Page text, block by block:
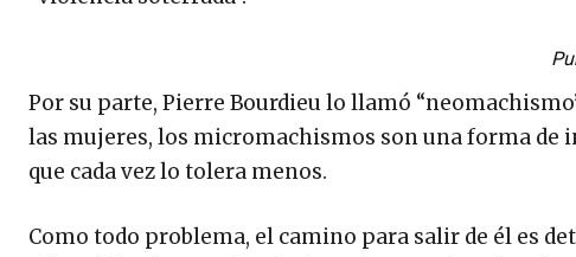
Por su parte, Pierre Bourdieu lo llamó
las mujeres, los micromachismos son una forma de
que cada vez lo tolera menos.
Como todo problema, el camino para salir de él es